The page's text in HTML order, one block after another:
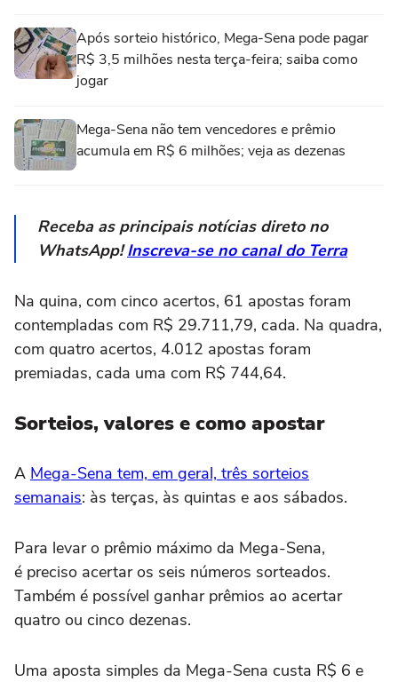
Após sorteio histórico, Mega-Sena pode pagar
R$ 3,5 milhões nesta terça-feira; saiba como
jogar
Mega-Sena não tem vencedores e prêmio
acumula em R$ 6 milhões; veja as dezenas
Receba as principais notícias direto no
WhatsApp!Inscreva-se no canal do Terra
Na quina, com cinco acertos, 61 apostas foram
contempladas com R$ 29.711,79, cada. Na quadra,
com quatro acertos, 4.012 apostas foram
premiadas, cada uma com R$ 744,64.
Sorteios, valores e como apostar
A Mega-Sena tem, em geral, três sorteios
semanais: às terças, às quintas e aos sábados.
Para levar o prêmio máximo da Mega-Sena,
é preciso acertar os seis números sorteados.
Também é possível ganhar prêmios ao acertar
quatro ou cinco dezenas.
Uma aposta simples da Mega-Sena custa R$ 6 e